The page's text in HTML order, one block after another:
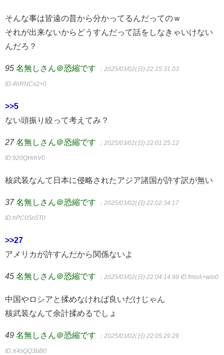
そんな事は皆遠の昔から分かってるんだってのｗ
それが出来ないからどうすんだって話をしなきゃいけない
んだろ？
95 名無しさん＠恐縮です ：2025/03/02(日) 22:15:31.03
ID:4hRNCx2+0
>>5
ない頭振り絞って考えてみ？
27 名無しさん＠恐縮です ：2025/03/02(日) 22:01:25.12
ID:920QHrhV0
核武装なんて日本に侵略されたアジア諸国が許す訳が無い
37 名無しさん＠恐縮です ：2025/03/02(日) 22:02:34.17
ID:hPC05n5T0
>>27
アメリカが許すんだから関係ないよ
45 名無しさん＠恐縮です ：2025/03/02(日) 22:04:14.99 ID:fmoA+wio0
中国やロシアと揉めなければ良いだけじゃん
核武装なんて余計揉めるでしょ
49 名無しさん＠恐縮です ：2025/03/02(日) 22:05:29.29
ID:X4sQQ3bB0